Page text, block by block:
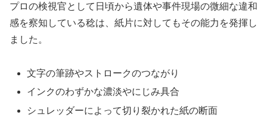
プロの検視官として日頃から遺体や事件現場の微細な違和
感を察知している稔は、紙片に対してもその能力を発揮し
ました。
文字の筆跡やストロークのつながり
インクのわずかな濃淡やにじみ具合
シュレッダーによって切り裂かれた紙の断面